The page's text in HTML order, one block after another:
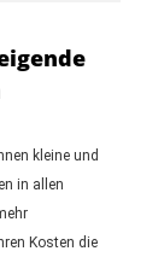
kleine und
in allen
Kosten die